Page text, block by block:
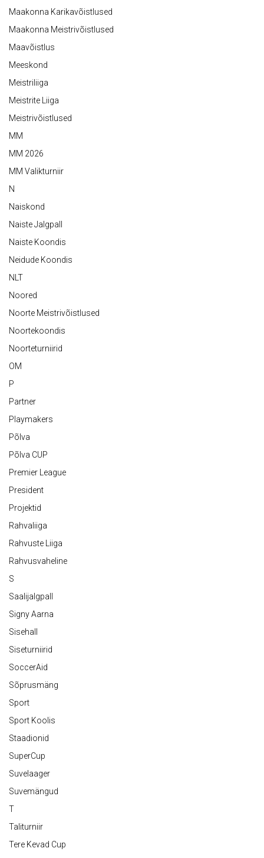
Maakonna Karikavõistlused
Maakonna Meistrivõistlused
Maavõistlus
Meeskond
Meistriliiga
Meistrite Liiga
Meistrivõistlused
MM
MM 2026
MM Valikturniir
N
Naiskond
Naiste Jalgpall
Naiste Koondis
Neidude Koondis
NLT
Noored
Noorte Meistrivõistlused
Noortekoondis
Noorteturniirid
OM
P
Partner
Playmakers
Põlva
Põlva CUP
Premier League
President
Projektid
Rahvaliiga
Rahvuste Liiga
Rahvusvaheline
S
Saalijalgpall
Signy Aarna
Sisehall
Siseturniirid
SoccerAid
Sõprusmäng
Sport
Sport Koolis
Staadionid
SuperCup
Suvelaager
Suvemängud
T
Taliturniir
Tere Kevad Cup